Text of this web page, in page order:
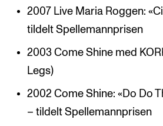
2007 Live Maria Roggen:
tildelt Spellemannprisen
2003 Come Shine med
Legs)
2002 Come Shine: «Do Do
– tildelt Spellemannprisen